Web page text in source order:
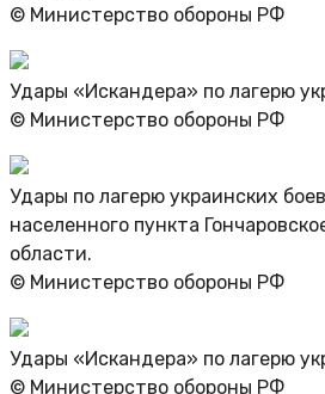
© Министерство обороны РФ
Удары «Искандера» по лагерю
© Министерство обороны РФ
Удары по лагерю украинских
населенного пункта
области.
© Министерство обороны РФ
Удары «Искандера» по лагерю
© Министерство обороны РФ